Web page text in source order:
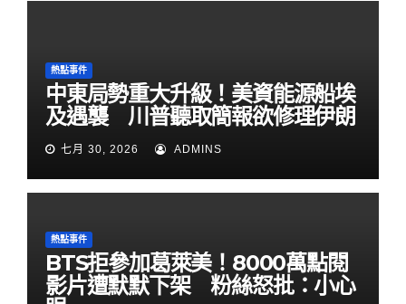
熱點事件
中東局勢重大升級！美資能源船埃
及遇襲 川普聽取簡報欲修理伊朗
七月 30, 2026 ADMINS
熱點事件
BTS拒參加葛萊美！8000萬點閱
影片遭默默下架 粉絲怒批：小心